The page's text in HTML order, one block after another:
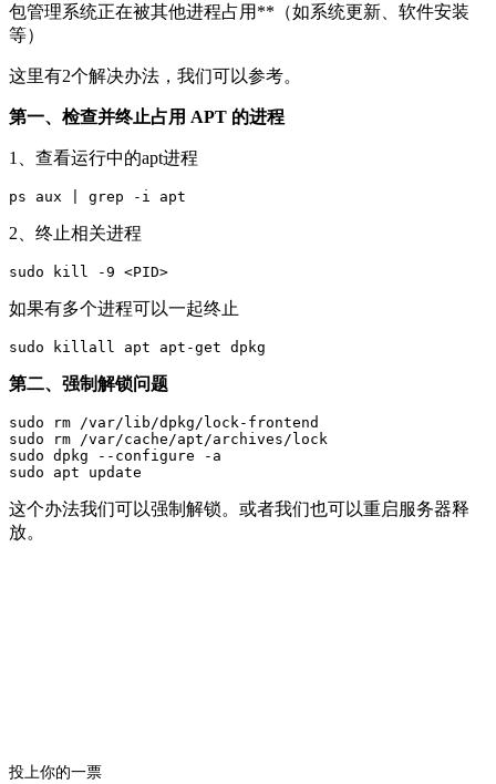
包管理系统正在被其他进程占用**​（如系统更新、软件安装
等）
这里有2个解决办法，我们可以参考。
第一、检查并终止占用 APT 的进程
1、查看运行中的apt进程
2、终止相关进程
如果有多个进程可以一起终止
第二、强制解锁问题
sudo rm /var/lib/dpkg/lock-frontend
sudo rm /var/cache/apt/archives/lock
sudo dpkg --configure -a
这个办法我们可以强制解锁。或者我们也可以重启服务器释
放。
投上你的一票